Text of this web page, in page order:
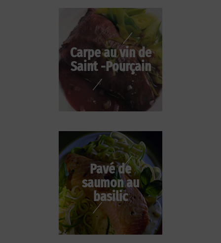
Carpe au vin de
Saint -Pourçain
Pavé de
saumon au
basilic